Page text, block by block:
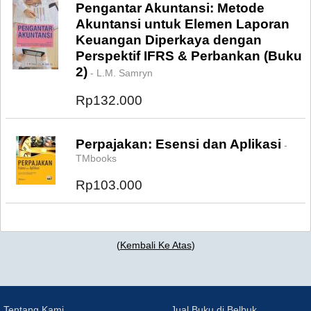
Pengantar Akuntansi: Metode
Akuntansi untuk Elemen Laporan
Keuangan Diperkaya dengan
Perspektif IFRS & Perbankan (Buku
2) - L.M. Samryn
Rp132.000
Perpajakan: Esensi dan Aplikasi -
TMbooks
Rp103.000
(Kembali Ke Atas)